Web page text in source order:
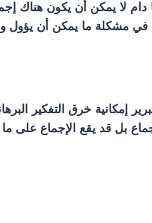
لا يمكن أن يكون هناك
إمكانية خرق التفكير
بل قد يقع الإجماع على